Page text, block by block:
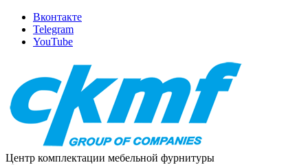
Вконтакте
Telegram
YouTube
Центр комплектации мебельной фурнитуры